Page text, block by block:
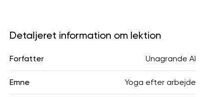
Detaljeret information om lektion
Forfatter Unagrande AI
Emne Yoga efter arbejde